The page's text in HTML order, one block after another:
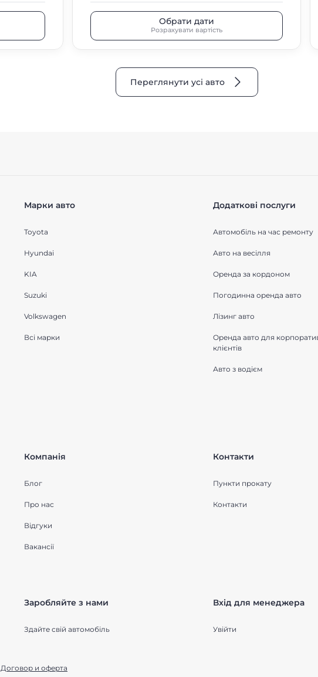
Обрати дати
Розрахувати вартість
Переглянути усі авто
Марки авто
Toyota
Hyundai
KIA
Suzuki
Volkswagen
Всі марки
Додаткові послуги
Автомобіль на час ремонту
Авто на весілля
Оренда за кордоном
Погодинна оренда авто
Лізинг авто
Оренда авто для
клієнтів
Авто з водієм
Компанія
Блог
Про нас
Відгуки
Вакансії
Контакти
Пункти прокату
Контакти
Заробляйте з нами
Здайте свій автомобіль
Вхід для менеджера
Увійти
Договор и оферта